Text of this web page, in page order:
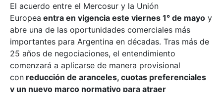
El acuerdo entre el Mercosur y la Unión
Europea entra en vigencia este viernes 1° de mayo y
abre una de las oportunidades comerciales más
importantes para Argentina en décadas. Tras más de
25 años de negociaciones, el entendimiento
comenzará a aplicarse de manera provisional
con reducción de aranceles, cuotas preferenciales
y un nuevo marco normativo para atraer